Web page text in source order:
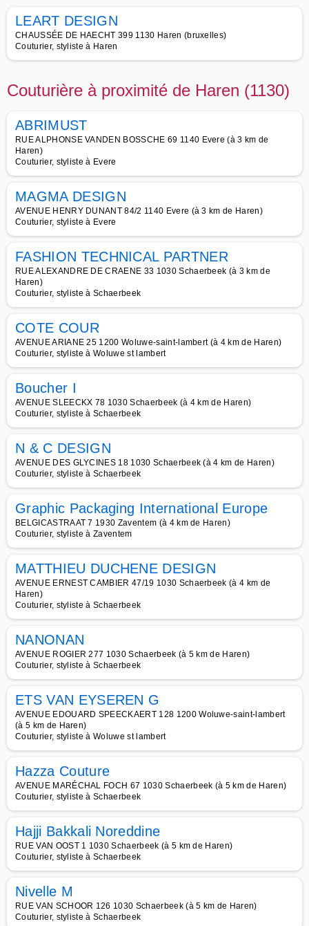
LEART DESIGN
CHAUSSÉE DE HAECHT 399 1130 Haren (bruxelles)
Couturier, styliste à Haren
Couturière à proximité de Haren (1130)
ABRIMUST
RUE ALPHONSE VANDEN BOSSCHE 69 1140 Evere (à 3 km de
Haren)
Couturier, styliste à Evere
MAGMA DESIGN
AVENUE HENRY DUNANT 84/2 1140 Evere (à 3 km de Haren)
Couturier, styliste à Evere
FASHION TECHNICAL PARTNER
RUE ALEXANDRE DE CRAENE 33 1030 Schaerbeek (à 3 km de
Haren)
Couturier, styliste à Schaerbeek
COTE COUR
AVENUE ARIANE 25 1200 Woluwe-saint-lambert (à 4 km de Haren)
Couturier, styliste à Woluwe st lambert
Boucher I
AVENUE SLEECKX 78 1030 Schaerbeek (à 4 km de Haren)
Couturier, styliste à Schaerbeek
N & C DESIGN
AVENUE DES GLYCINES 18 1030 Schaerbeek (à 4 km de Haren)
Couturier, styliste à Schaerbeek
Graphic Packaging International Europe
BELGICASTRAAT 7 1930 Zaventem (à 4 km de Haren)
Couturier, styliste à Zaventem
MATTHIEU DUCHENE DESIGN
AVENUE ERNEST CAMBIER 47/19 1030 Schaerbeek (à 4 km de
Haren)
Couturier, styliste à Schaerbeek
NANONAN
AVENUE ROGIER 277 1030 Schaerbeek (à 5 km de Haren)
Couturier, styliste à Schaerbeek
ETS VAN EYSEREN G
AVENUE EDOUARD SPEECKAERT 128 1200 Woluwe-saint-lambert
(à 5 km de Haren)
Couturier, styliste à Woluwe st lambert
Hazza Couture
AVENUE MARÉCHAL FOCH 67 1030 Schaerbeek (à 5 km de Haren)
Couturier, styliste à Schaerbeek
Hajji Bakkali Noreddine
RUE VAN OOST 1 1030 Schaerbeek (à 5 km de Haren)
Couturier, styliste à Schaerbeek
Nivelle M
RUE VAN SCHOOR 126 1030 Schaerbeek (à 5 km de Haren)
Couturier, styliste à Schaerbeek